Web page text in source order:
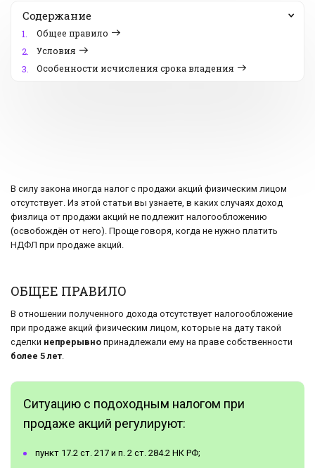
Содержание
1.
Общее правило
2.
Условия
3.
Особенности исчисления срока владения
В силу закона иногда налог с продажи акций физическим лицом
отсутствует. Из этой статьи вы узнаете, в каких случаях доход
физлица от продажи акций не подлежит налогообложению
(освобождён от него). Проще говоря, когда не нужно платить
НДФЛ при продаже акций.
ОБЩЕЕ ПРАВИЛО
В отношении полученного дохода отсутствует налогообложение
при продаже акций физическим лицом, которые на дату такой
сделки непрерывно принадлежали ему на праве собственности
более 5 лет.
Ситуацию с подоходным налогом при
продаже акций регулируют:
пункт 17.2 ст. 217 и п. 2 ст. 284.2 НК РФ;